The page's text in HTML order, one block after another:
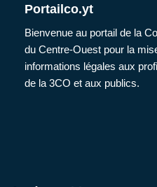
Portailco.yt
Bienvenue au portail de la
du Centre-Ouest pour la
informations légales aux
de la 3CO et aux publics.